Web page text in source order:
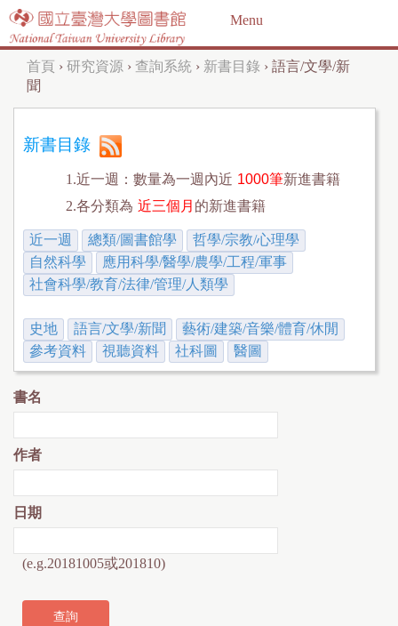
Jump to navigation
Menu
您
在
這
首頁 › 研究資源 › 查詢系統 › 新書目錄 › 語言/文學/新
聞
新書目錄
1.近一週：數量為一週內近 1000筆新進書籍
2.各分類為 近三個月 的新進書籍
近一週 總類/圖書館學
哲學/宗教/心理學
自然科學
應用科學/醫學/農學/工程/軍事
社會科學/教育/法律/管理/人類學
史地 語言/文學/新聞
藝術/建築/音樂/體育/休閒
參考資料
視聽資料 社科圖 醫圖
書名
作者
日期
(e.g.20181005或201810)